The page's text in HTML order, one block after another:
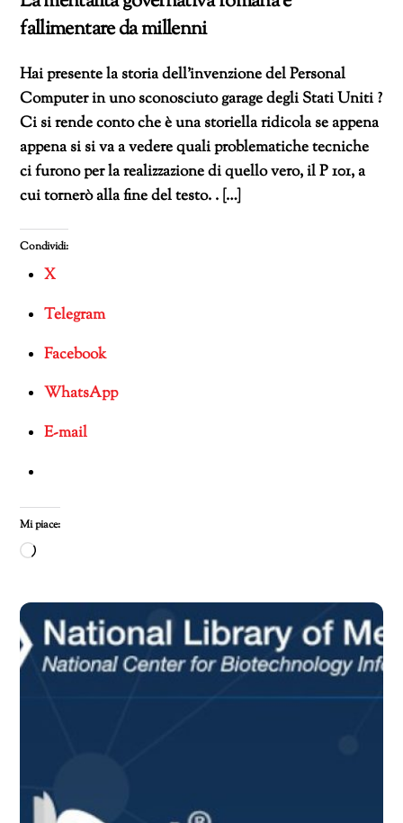
fallimentare da millenni
Hai presente la storia dell’invenzione del Personal
Computer in uno sconosciuto garage degli Stati Uniti ?
Ci si rende conto che è una storiella ridicola se appena
appena si si va a vedere quali problematiche tecniche
ci furono per la realizzazione di quello vero, il P 101, a
cui tornerò alla fine del testo. . […]
Condividi:
X
Telegram
Facebook
WhatsApp
E-mail
Mi piace:
Caricamento
corso…